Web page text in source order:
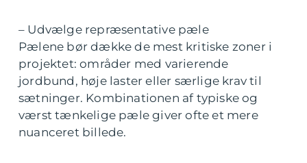
– Udvælge repræsentative pæle
Pælene bør dække de mest kritiske zoner i
projektet: områder med varierende
jordbund, høje laster eller særlige krav til
sætninger. Kombinationen af typiske og
værst tænkelige pæle giver ofte et mere
nuanceret billede.